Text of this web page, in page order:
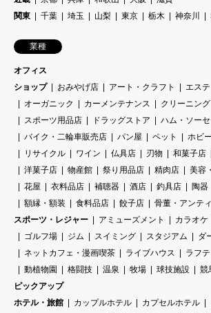
関東
千葉 埼玉 山梨 東京 栃木 神奈川
業種
オフィス
ショップ
おみやげ店 アート・クラフト
エス
オーガニック
カーメンテナンス クリーニング
スポーツ用品店
ドラッグストア
ハム・ソー
バイク・二輪車販売店
パン屋 ペット ホビ
リサイクル
ワイン 仏具店 刃物 和菓子店
洋菓子店
物産館 祭り用品店 精肉店 美容
花屋
衣料品店 補聴器 酒店 釣具店 陶器
額縁・額装
食料品店 餃子店 骨董・アンテ
スポーツ・レジャー
アミューズメント カラオケ
ゴルフ場
ジム スイミング スタジアム ダ
ネットカフェ・漫画喫茶
ライブハウス ラフ
動植物園
格闘技 温泉 牧場 球技施設 競
ピックアップ
ホテル・旅館
カップルホテル カプセルホテル